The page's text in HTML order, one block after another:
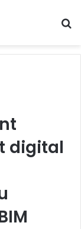
digital